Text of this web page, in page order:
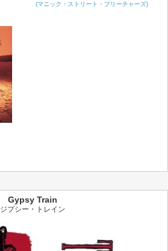
(マニック・ストリート・プリーチャーズ)
Gypsy Train
ジプシー・トレイン